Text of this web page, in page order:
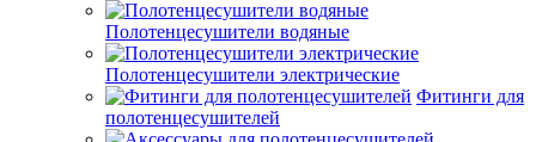
Полотенцесушители водяные
Полотенцесушители электрические
Фитинги для
полотенцесушителей